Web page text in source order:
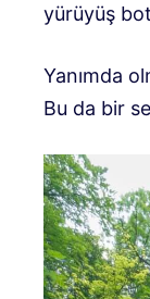
yürüyüş
Yanımda
Bu da bir